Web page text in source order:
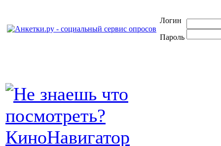
Логин
Пароль